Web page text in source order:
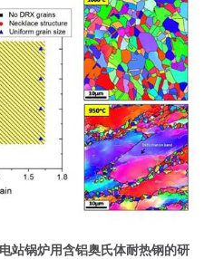
站锅炉用含铝奥氏体耐热钢的研